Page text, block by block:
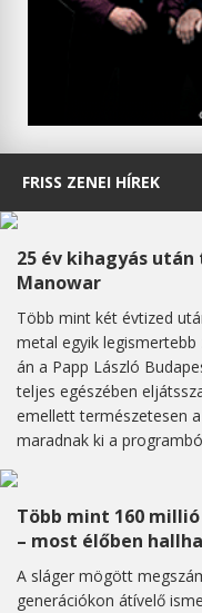
FRISS ZENEI HÍREK
25 év kihagyás
Manowar
Több mint két évtized
metal egyik
án a Papp László
teljes egészében
emellett természetesen
maradnak ki a
Több mint 160
– most élőben
A sláger mögött
generációkon átívelő